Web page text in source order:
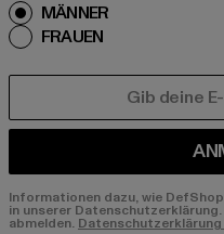
MÄNNER
FRAUEN
Informationen dazu, wie
in unserer
abmelden. Datenschutzerklärung